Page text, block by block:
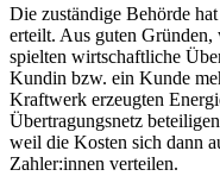
Die zuständige Behörde
erteilt. Aus guten Gründen,
spielten wirtschaftliche
Kundin bzw. ein Kunde
Kraftwerk erzeugten
Übertragungsnetz
weil die Kosten sich dann
Zahler:innen verteilen.